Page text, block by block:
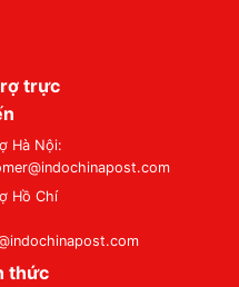
trực
Hà Nội:
Hồ Chí
thức